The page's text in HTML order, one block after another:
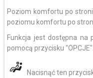
Poziom komfortu po
poziomu komfortu po
Funkcja jest dostępna na
pomocą przycisku "OPCJE".
Nacisnąć ten